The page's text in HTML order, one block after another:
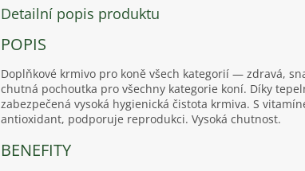
Detailní popis produktu
POPIS
Doplňkové krmivo pro koně všech kategorií — zdravá,
chutná pochoutka pro všechny kategorie koní. Díky
zabezpečená vysoká hygienická čistota krmiva. S
antioxidant, podporuje reprodukci. Vysoká chutnost.
BENEFITY